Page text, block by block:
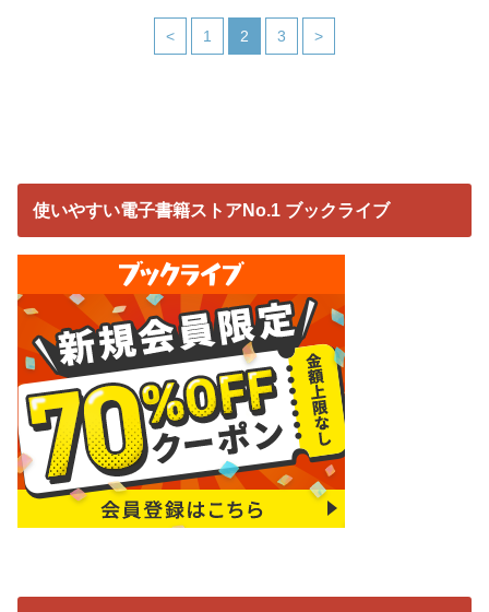
< 1 2 3 >
使いやすい電子書籍ストアNo.1 ブックライブ